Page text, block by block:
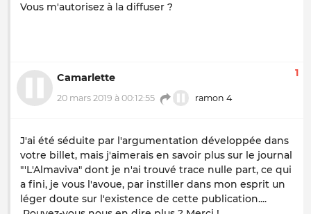
Vous m'autorisez à la diffuser ?
Camarlette
20 mars 2019 à 00:12:55 ramon 4
1
J'ai été séduite par l'argumentation développée dans
votre billet, mais j'aimerais en savoir plus sur le journal
"'L'Almaviva" dont je n'ai trouvé trace nulle part, ce qui
a fini, je vous l'avoue, par instiller dans mon esprit un
léger doute sur l'existence de cette publication....